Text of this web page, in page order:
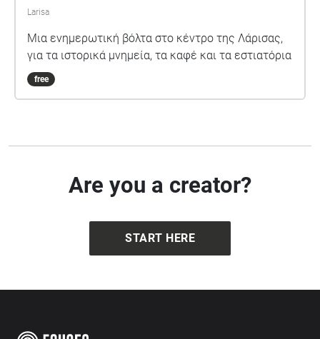
Larisa
Μια ενημερωτική βόλτα στο κέντρο της Λάρισας,
για τα ιστορικά μνημεία, τα καφέ και τα εστιατόρια
free
Are you a creator?
START HERE